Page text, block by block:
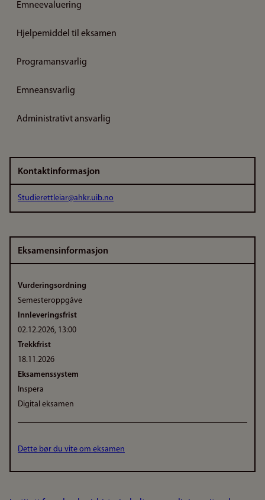
Emneevaluering
Hjelpemiddel til eksamen
Programansvarlig
Emneansvarlig
Administrativt ansvarlig
Kontaktinformasjon
Studierettleiar@ahkr.uib.no
Eksamensinformasjon
Vurderingsordning
Semesteroppgåve
Innleveringsfrist
02.12.2026, 13:00
Trekkfrist
18.11.2026
Eksamenssystem
Inspera
Digital eksamen
Dette bør du vite om eksamen